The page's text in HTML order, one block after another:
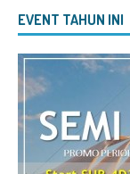
EVENT TAHUN INI